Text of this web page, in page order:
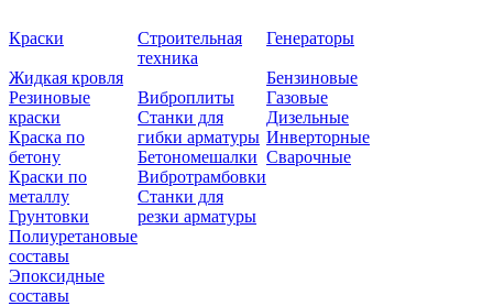
Краски
Жидкая кровля
Резиновые
краски
Краска по
бетону
Краски по
металлу
Грунтовки
Полиуретановые
составы
Эпоксидные
составы
Строительная
техника
Виброплиты
Станки для
гибки арматуры
Бетономешалки
Вибротрамбовки
Станки для
резки арматуры
Генераторы
Бензиновые
Газовые
Дизельные
Инверторные
Сварочные